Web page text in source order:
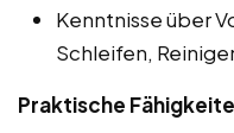
Kenntnisse über
Schleifen,
Praktische